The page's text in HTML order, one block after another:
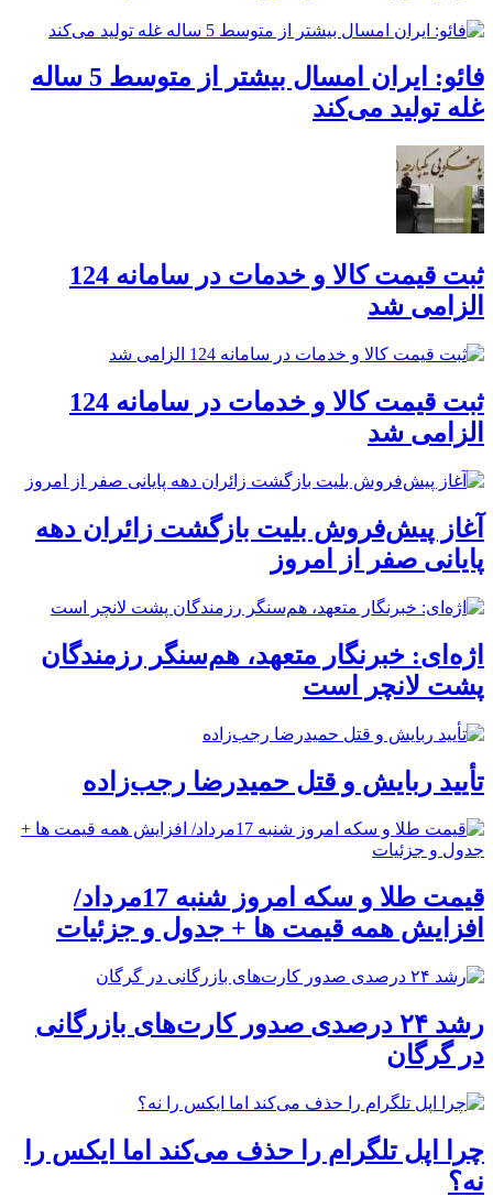
فائو: ایران امسال بیشتر از متوسط 5 ساله
غله تولید می‌کند
ثبت قیمت کالا و خدمات در سامانه 124
الزامی شد
ثبت قیمت کالا و خدمات در سامانه 124
الزامی شد
آغاز پیش‌فروش بلیت بازگشت زائران دهه
پایانی صفر از امروز
اژه‌ای: خبرنگار متعهد، هم‌سنگر رزمندگان
پشت لانچر است
تأیید ربایش و قتل حمیدرضا رجب‌زاده
قیمت طلا و سکه امروز شنبه 17مرداد/
افزایش همه قیمت ها + جدول و جزئیات
رشد ۲۴ درصدی صدور کارت‌های بازرگانی
در گرگان
چرا اپل تلگرام را حذف می‌کند اما ایکس را
نه؟